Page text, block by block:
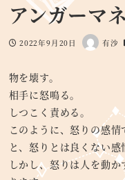
アンガーマ
投稿日
2022年9月20日
著
有沙
物を壊す。
相手に怒鳴る。
しつこく責める。
このように、怒りの感
と、怒りとは良くない感
しかし、怒りは人を動